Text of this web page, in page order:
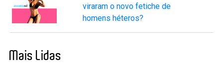
viraram o novo fetiche de
homens héteros?
Mais Lidas